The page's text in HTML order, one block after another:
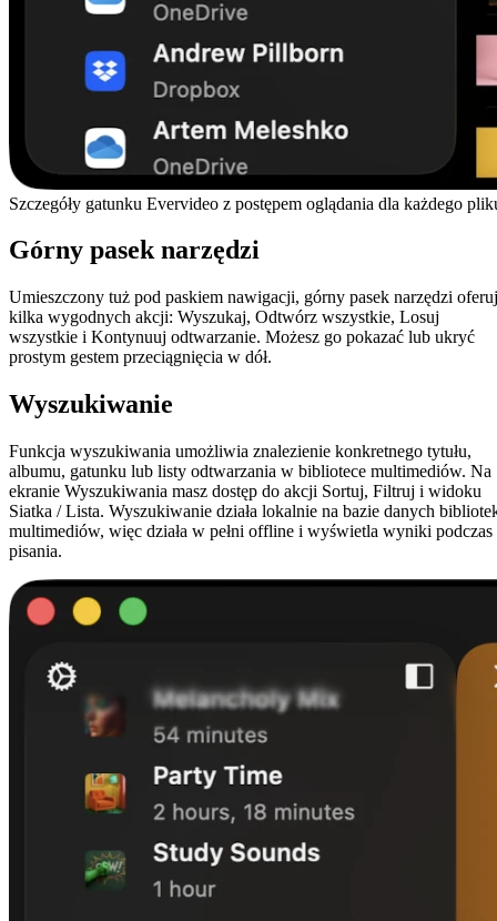
Szczegóły gatunku Evervideo z postępem oglądania dla każdego
Górny pasek narzędzi
Umieszczony tuż pod paskiem nawigacji, górny pasek narzędzi
kilka wygodnych akcji: Wyszukaj, Odtwórz wszystkie, Losuj
wszystkie i Kontynuuj odtwarzanie. Możesz go pokazać lub ukryć
prostym gestem przeciągnięcia w dół.
Wyszukiwanie
Funkcja wyszukiwania umożliwia znalezienie konkretnego tytułu,
albumu, gatunku lub listy odtwarzania w bibliotece multimediów. Na
ekranie Wyszukiwania masz dostęp do akcji Sortuj, Filtruj i widoku
Siatka / Lista. Wyszukiwanie działa lokalnie na bazie danych
multimediów, więc działa w pełni offline i wyświetla wyniki podczas
pisania.